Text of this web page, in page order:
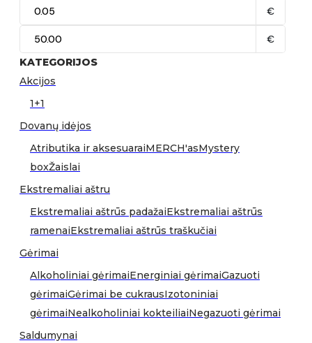
€
€
KATEGORIJOS
Akcijos
1+1
Dovanų idėjos
Atributika ir aksesuaraiMERCH'asMystery
boxŽaislai
Ekstremaliai aštru
Ekstremaliai aštrūs padažaiEkstremaliai aštrūs
ramenaiEkstremaliai aštrūs traškučiai
Gėrimai
Alkoholiniai gėrimaiEnerginiai gėrimaiGazuoti
gėrimaiGėrimai be cukrausIzotoniniai
gėrimaiNealkoholiniai kokteiliaiNegazuoti gėrimai
Saldumynai